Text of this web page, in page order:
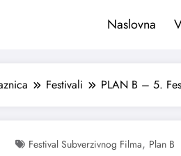
Naslovna
Festivali PLAN B – 5.
Festival Subverzivnog Filma, Plan B